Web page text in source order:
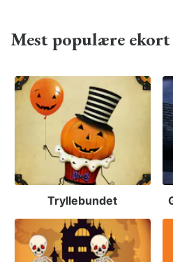
Mest populære
Tryllebundet